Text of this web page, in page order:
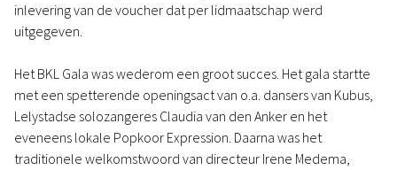
inlevering van de voucher dat per lidmaatschap werd
uitgegeven.
Het BKL Gala was wederom een groot succes. Het gala startte
met een spetterende openingsact van o.a. dansers van Kubus,
Lelystadse solozangeres Claudia van den Anker en het
eveneens lokale Popkoor Expression. Daarna was het
traditionele welkomstwoord van directeur Irene Medema,